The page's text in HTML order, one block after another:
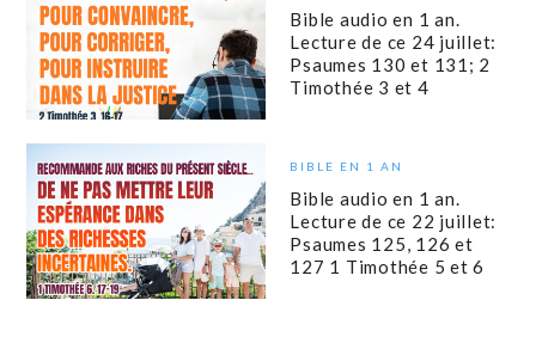
Bible audio en 1 an.
Lecture de ce 24 juillet:
Psaumes 130 et 131; 2
Timothée 3 et 4
BIBLE EN 1 AN
Bible audio en 1 an.
Lecture de ce 22 juillet:
Psaumes 125, 126 et
127 1 Timothée 5 et 6